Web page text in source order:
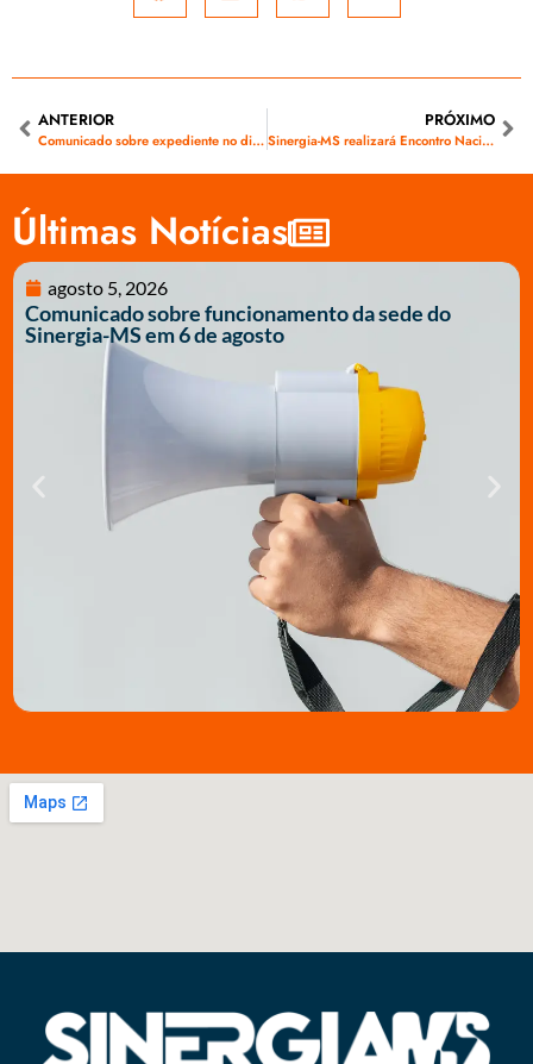
ANTERIOR
Comunicado sobre expediente no dia 29 de junho
PRÓXIMO
Sinergia-MS realizará Encontro Nacional em Campo Grande para discutir os impactos do calor na saúde do trabalhador
Últimas Notícias
agosto 5, 2026
Comunicado sobre funcionamento da sede do
Sinergia-MS em 6 de agosto